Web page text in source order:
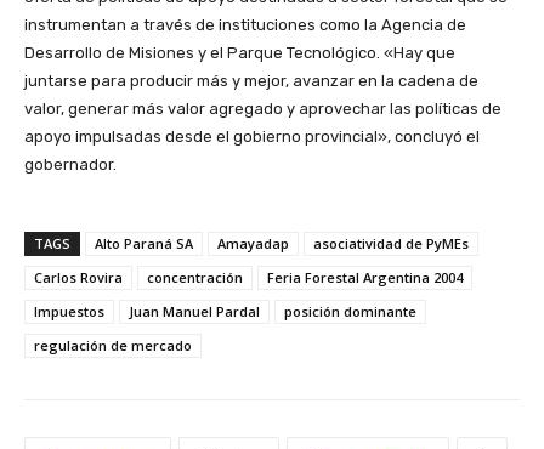
instrumentan a través de instituciones como la Agencia de
Desarrollo de Misiones y el Parque Tecnológico. «Hay que
juntarse para producir más y mejor, avanzar en la cadena de
valor, generar más valor agregado y aprovechar las políticas de
apoyo impulsadas desde el gobierno provincial», concluyó el
gobernador.
TAGS Alto Paraná SA Amayadap
asociatividad de PyMEs
Carlos Rovira
concentración
Feria Forestal Argentina 2004
Impuestos
Juan Manuel Pardal
posición dominante
regulación de mercado